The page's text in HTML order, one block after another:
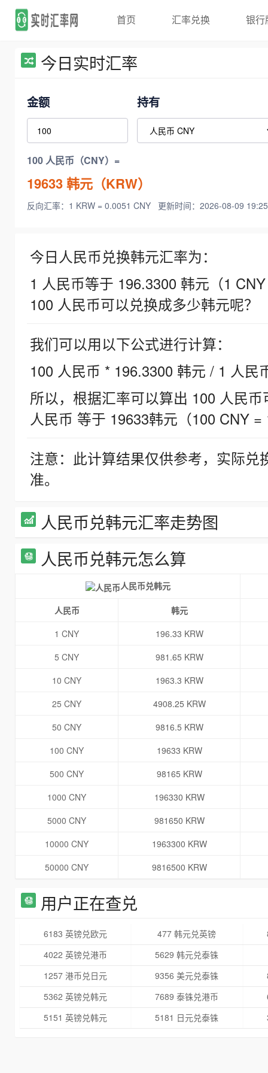
首页 汇率兑换 银行
今日实时汇率
金额 持有
100 人民币（CNY）=
19633韩元（KRW）
反向汇率：1 KRW = 0.0051 CNY 更新时间：2026-08-09
今日人民币兑换韩元汇率为：
1 人民币等于 196.3300 韩元（1
100 人民币可以兑换成多少韩元呢？
我们可以用以下公式进行计算：
100 人民币 * 196.3300 韩元 / 1 人民
所以，根据汇率可以算出 100 人民
人民币 等于 19633韩元（100 CNY =
注意：此计算结果仅供参考，实际
准。
人民币兑韩元汇率走势图
人民币兑韩元怎么算
人民币兑韩元
人民币
韩元
1 CNY
196.33 KRW
5 CNY
981.65 KRW
10 CNY
1963.3 KRW
25 CNY
4908.25 KRW
50 CNY
9816.5 KRW
100 CNY
19633 KRW
500 CNY
98165 KRW
1000 CNY
196330 KRW
5000 CNY
981650 KRW
10000 CNY
1963300 KRW
50000 CNY
9816500 KRW
用户正在查兑
6183 英镑兑欧元 477 韩元兑英镑
4022 英镑兑港币
5629 韩元兑泰铢
1257 港币兑日元
9356 美元兑泰铢
5362 英镑兑韩元
7689 泰铢兑港币
5151 英镑兑韩元
5181 日元兑泰铢